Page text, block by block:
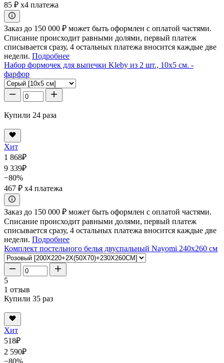
85 ₽ x4 платежа
Заказ до 150 000 ₽ может быть оформлен с оплатой частями.
Списание происходит равными долями, первый платеж
списывается сразу, 4 остальных платежа вносится каждые две
недели. Подробнее
Набор формочек для выпечки Kleby из 2 шт., 10x5 см. -
фарфор
Купили 24 раза
Хит
1 868₽
9 339₽
−80%
467 ₽ x4 платежа
Заказ до 150 000 ₽ может быть оформлен с оплатой частями.
Списание происходит равными долями, первый платеж
списывается сразу, 4 остальных платежа вносится каждые две
недели. Подробнее
Комплект постельного белья двуспальный Nayomi 240x260 см
5
1 отзыв
Купили 35 раз
Хит
518₽
2 590₽